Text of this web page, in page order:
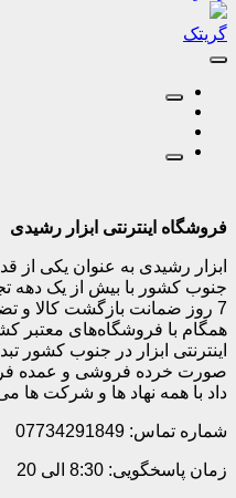
گریتک
فروشگاه اینترنتی ابزار رشیدی
ابزار رشیدی به عنوان یکی از
جنوب کشور با بیش از یک دهه
7 روز ضمانت بازگشت کالا و
همگام با فروشگاه‌های معتبر
اینترنتی ابزار در جنوب کشور
صورت خرده فروشی و عمده
داد با همه نهاد ها و شرکت ها
شماره تماس: 07734291849
زمان پاسخگویی: 8:30 الی 20